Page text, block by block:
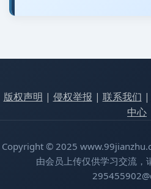
版权声明 | 侵权举报 | 联系我们 |
中心
Copyright © 2025
由会员上传仅供学习交流，